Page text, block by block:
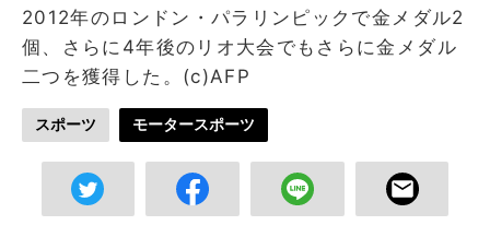
2012年のロンドン・パラリンピックで金メダル2
個、さらに4年後のリオ大会でもさらに金メダル
二つを獲得した。(c)AFP
スポーツ モータースポーツ